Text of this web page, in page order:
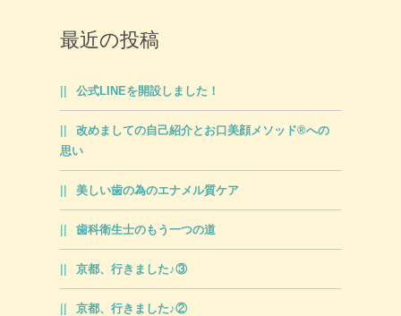
最近の投稿
公式LINEを開設しました！
改めましての自己紹介とお口美顔メソッド®への
思い
美しい歯の為のエナメル質ケア
歯科衛生士のもう一つの道
京都、行きました♪③
京都、行きました♪②